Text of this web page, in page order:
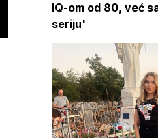
IQ-om od 80, već
seriju'